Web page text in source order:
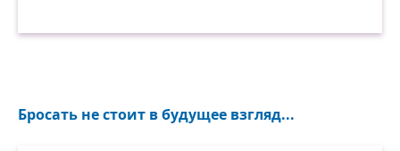
Бросать не стоит в будущее взгляд...